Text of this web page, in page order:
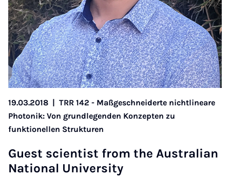
19.03.2018 | TRR 142 - Maßgeschneiderte nichtlineare
Photonik: Von grundlegenden Konzepten zu
funktionellen Strukturen
Guest scien­tist from the Aus­tra­li­an
Na­ti­o­nal Uni­ver­si­ty